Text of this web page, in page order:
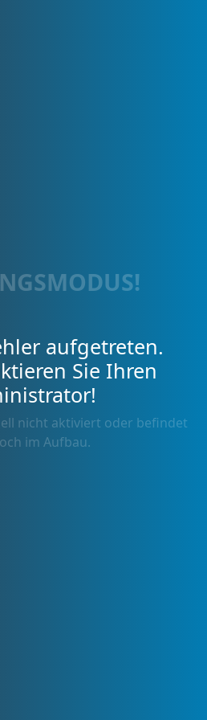
aufgetreten.
Sie Ihren
nicht aktiviert oder befindet
im Aufbau.